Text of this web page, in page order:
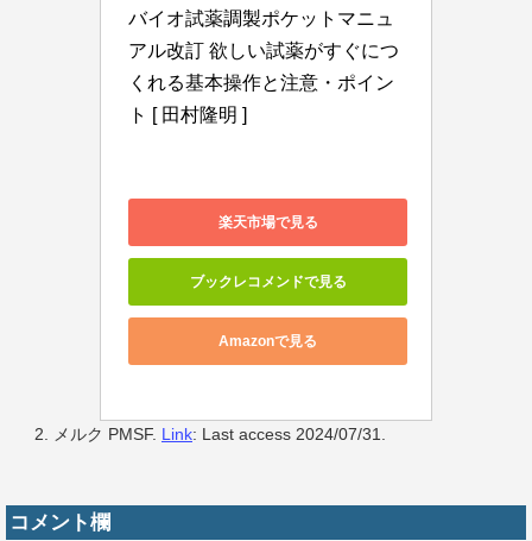
バイオ試薬調製ポケットマニュ
アル改訂 欲しい試薬がすぐにつ
くれる基本操作と注意・ポイン
ト [ 田村隆明 ]
楽天市場で見る
ブックレコメンドで見る
Amazonで見る
メルク PMSF. Link: Last access 2024/07/31.
コメント欄